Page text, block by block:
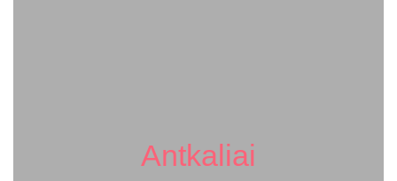
Antkaliai